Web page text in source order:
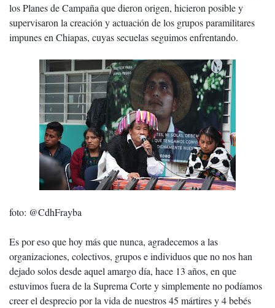
los Planes de Campaña que dieron origen, hicieron posible y
supervisaron la creación y actuación de los grupos paramilitares
impunes en Chiapas, cuyas secuelas seguimos enfrentando.
foto: @CdhFrayba
Es por eso que hoy más que nunca, agradecemos a las
organizaciones, colectivos, grupos e individuos que no nos han
dejado solos desde aquel amargo día, hace 13 años, en que
estuvimos fuera de la Suprema Corte y simplemente no podíamos
creer el desprecio por la vida de nuestros 45 mártires y 4 bebés